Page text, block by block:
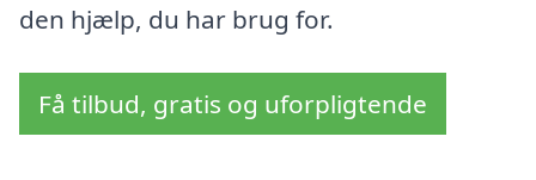
den hjælp, du har brug for.
Få tilbud, gratis og uforpligtende